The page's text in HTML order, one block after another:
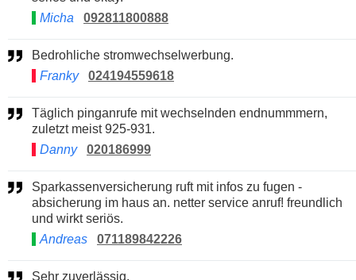
Micha
092811800888
Bedrohliche stromwechselwerbung.
Franky
024194559618
Täglich pinganrufe mit wechselnden endnummmern,
zuletzt meist 925-931.
Danny
020186999
Sparkassenversicherung ruft mit infos zu fugen -
absicherung im haus an. netter service anruf! freundlich
und wirkt seriös.
Andreas
071189842226
Sehr zuverlässig.